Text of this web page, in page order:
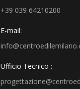
+39 039 64210200
E-mail:
Ufficio Tecnico :